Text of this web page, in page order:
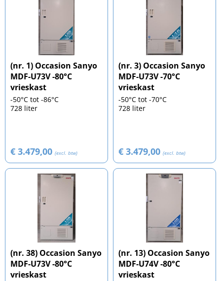
(nr. 1) Occasion Sanyo
MDF-U73V -80°C
vrieskast
-50°C tot -86°C
728 liter
€ 3.479,00 (excl. btw)
(nr. 3) Occasion Sanyo
MDF-U73V -70°C
vrieskast
-50°C tot -70°C
728 liter
€ 3.479,00 (excl. btw)
(nr. 38) Occasion Sanyo
MDF-U73V -80°C
vrieskast
(nr. 13) Occasion Sanyo
MDF-U74V -80°C
vrieskast